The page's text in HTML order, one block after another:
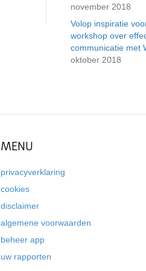
november 2018
Volop inspiratie
workshop over
communicatie met
oktober 2018
MENU
privacyverklaring
cookies
disclaimer
algemene voorwaarden
beheer app
uw rapporten